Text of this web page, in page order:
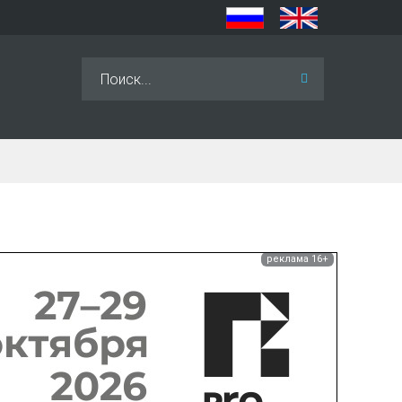
реклама 16+